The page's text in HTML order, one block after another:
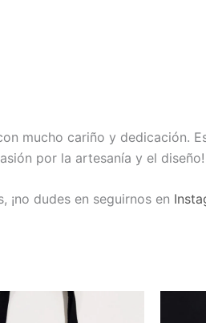
mucho cariño y dedicación.
por la artesanía y el diseño!
dudes en seguirnos en